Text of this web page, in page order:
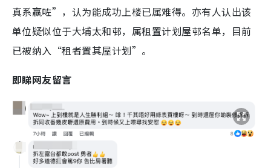
真系赢咗”，认为能成功上楼已属难得。亦有人认出该
单位疑似位于大埔太和邨，属租置计划屋邨名单，目前
已被纳入“租者置其屋计划”。
即睇网友留言